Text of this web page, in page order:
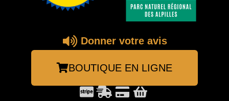
Donner votre avis
BOUTIQUE EN LIGNE